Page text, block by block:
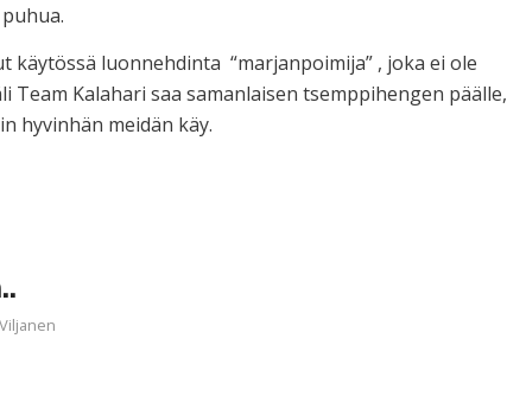
käytössä luonnehdinta “marjanpoimija” , joka ei ole
Team Kalahari saa samanlaisen tsemppihengen päälle,
hyvinhän meidän käy.